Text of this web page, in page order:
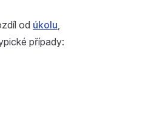
od úkolu,
případy: